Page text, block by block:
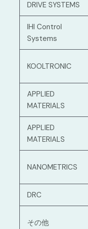
DRIVE SYSTEMS
IHI Control
Systems
KOOLTRONIC
APPLIED
MATERIALS
APPLIED
MATERIALS
NANOMETRICS
DRC
その他